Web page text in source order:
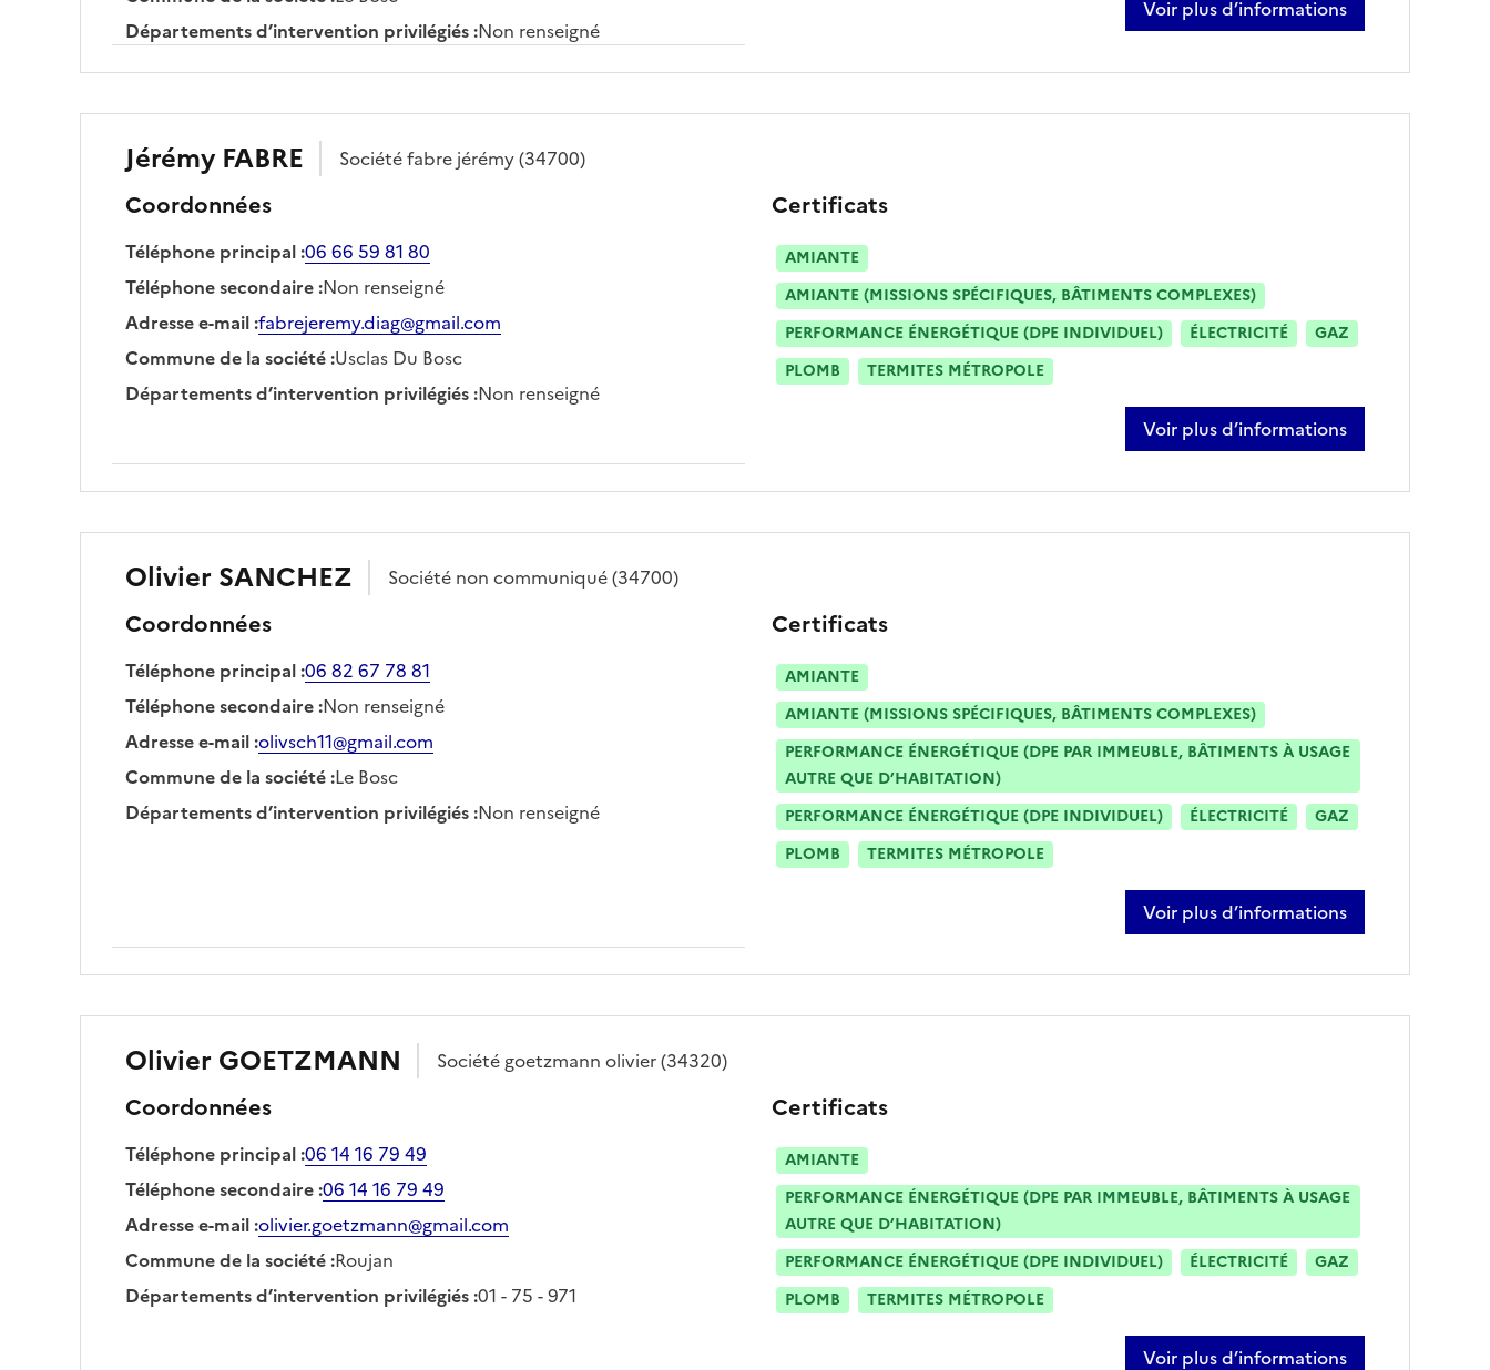
Départements d’intervention privilégiés:Non renseigné
Voir plus d’informations
sur maxime bouzou
Jérémy FABRE Sociétéfabre jérémy(34700)
Coordonnées
Téléphone principal:06 66 59 81 80
Téléphone secondaire:Non renseigné
Adresse e-mail:fabrejeremy.diag@gmail.com
Commune de la société:Usclas Du Bosc
Départements d’intervention privilégiés:Non renseigné
Certificats
AMIANTE
AMIANTE (MISSIONS SPÉCIFIQUES, BÂTIMENTS COMPLEXES)
PERFORMANCE ÉNERGÉTIQUE (DPE INDIVIDUEL)
ÉLECTRICITÉ
GAZ
PLOMB
TERMITES MÉTROPOLE
Voir plus d’informations
sur jérémy fabre
OlivierSANCHEZ Société non communiqué(34700)
Coordonnées
Téléphone principal:06 82 67 78 81
Téléphone secondaire:Non renseigné
Adresse e-mail:olivsch11@gmail.com
Commune de la société:Le Bosc
Départements d’intervention privilégiés:Non renseigné
Certificats
AMIANTE
AMIANTE (MISSIONS SPÉCIFIQUES, BÂTIMENTS COMPLEXES)
PERFORMANCE ÉNERGÉTIQUE (DPE PAR IMMEUBLE, BÂTIMENTS À USAGE
AUTRE QUE D’HABITATION)
PERFORMANCE ÉNERGÉTIQUE (DPE INDIVIDUEL)
ÉLECTRICITÉ
GAZ
PLOMB
TERMITES MÉTROPOLE
Voir plus d’informations
sur olivier sanchez
OlivierGOETZMANN Société goetzmann olivier(34320)
Coordonnées
Téléphone principal:06 14 16 79 49
Téléphone secondaire:06 14 16 79 49
Adresse e-mail:olivier.goetzmann@gmail.com
Commune de la société:Roujan
Départements d’intervention privilégiés:01 - 75 - 971
Certificats
AMIANTE
PERFORMANCE ÉNERGÉTIQUE (DPE PAR IMMEUBLE, BÂTIMENTS À USAGE
AUTRE QUE D’HABITATION)
PERFORMANCE ÉNERGÉTIQUE (DPE INDIVIDUEL)
ÉLECTRICITÉ
GAZ
PLOMB
TERMITES MÉTROPOLE
Voir plus d’informations